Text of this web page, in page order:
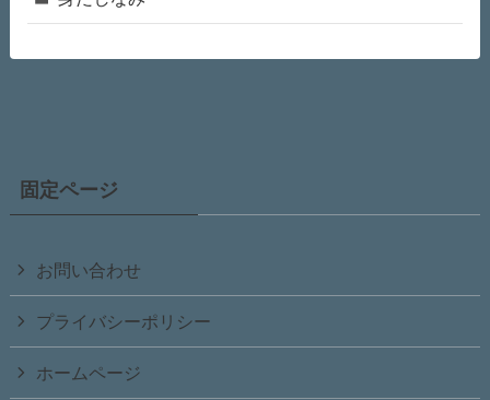
固定ページ
お問い合わせ
プライバシーポリシー
ホームページ